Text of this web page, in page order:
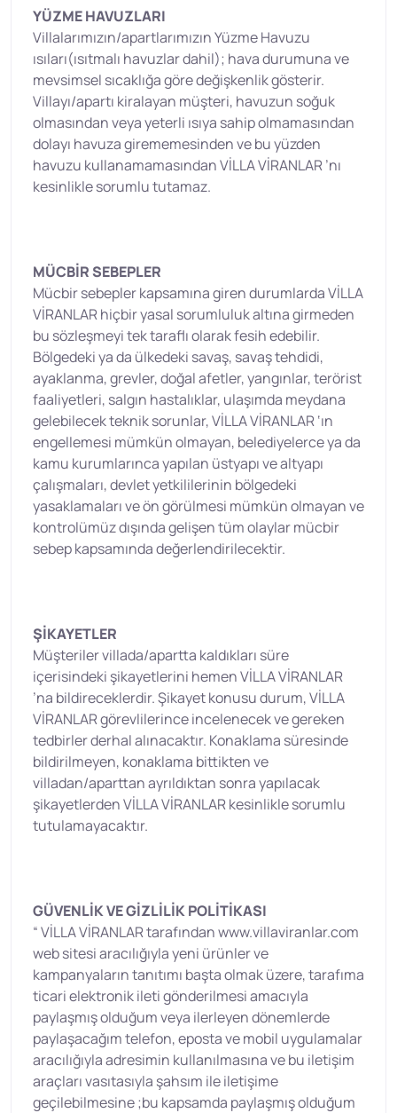
YÜZME HAVUZLARI
Villalarımızın/apartlarımızın Yüzme Havuzu
ısıları(ısıtmalı havuzlar dahil); hava durumuna ve
mevsimsel sıcaklığa göre değişkenlik gösterir.
Villayı/apartı kiralayan müşteri, havuzun soğuk
olmasından veya yeterli ısıya sahip olmamasından
dolayı havuza girememesinden ve bu yüzden
havuzu kullanamamasından VİLLA VİRANLAR ’nı
kesinlikle sorumlu tutamaz.
MÜCBİR SEBEPLER
Mücbir sebepler kapsamına giren durumlarda VİLLA
VİRANLAR hiçbir yasal sorumluluk altına girmeden
bu sözleşmeyi tek taraflı olarak fesih edebilir.
Bölgedeki ya da ülkedeki savaş, savaş tehdidi,
ayaklanma, grevler, doğal afetler, yangınlar, terörist
faaliyetleri, salgın hastalıklar, ulaşımda meydana
gelebilecek teknik sorunlar, VİLLA VİRANLAR ‘ın
engellemesi mümkün olmayan, belediyelerce ya da
kamu kurumlarınca yapılan üstyapı ve altyapı
çalışmaları, devlet yetkililerinin bölgedeki
yasaklamaları ve ön görülmesi mümkün olmayan ve
kontrolümüz dışında gelişen tüm olaylar mücbir
sebep kapsamında değerlendirilecektir.
ŞİKAYETLER
Müşteriler villada/apartta kaldıkları süre
içerisindeki şikayetlerini hemen VİLLA VİRANLAR
’na bildireceklerdir. Şikayet konusu durum, VİLLA
VİRANLAR görevlilerince incelenecek ve gereken
tedbirler derhal alınacaktır. Konaklama süresinde
bildirilmeyen, konaklama bittikten ve
villadan/aparttan ayrıldıktan sonra yapılacak
şikayetlerden VİLLA VİRANLAR kesinlikle sorumlu
tutulamayacaktır.
GÜVENLİK VE GİZLİLİK POLİTİKASI
“ VİLLA VİRANLAR tarafından www.villaviranlar.com
web sitesi aracılığıyla yeni ürünler ve
kampanyaların tanıtımı başta olmak üzere, tarafıma
ticari elektronik ileti gönderilmesi amacıyla
paylaşmış olduğum veya ilerleyen dönemlerde
paylaşacağım telefon, eposta ve mobil uygulamalar
aracılığıyla adresimin kullanılmasına ve bu iletişim
araçları vasıtasıyla şahsım ile iletişime
geçilebilmesine ;bu kapsamda paylaşmış olduğum